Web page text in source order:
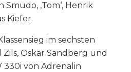
‚Tom‘, Henrik
Kiefer.
im sechsten
Oskar Sandberg und
330i von Adrenalin